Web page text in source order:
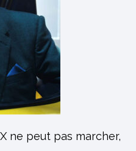
ne peut pas marcher,